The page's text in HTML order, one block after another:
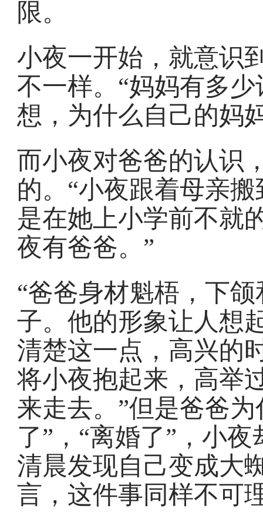
限。
小夜一开始，就意识
不一样。“妈妈有多
想，为什么自己的妈
而小夜对爸爸的认识
的。“小夜跟着母亲
是在她上小学前不就
夜有爸爸。”
“爸爸身材魁梧，下
子。他的形象让人想
清楚这一点，高兴的
将小夜抱起来，高举
来走去。”但是爸爸
了”，“离婚了”，小
清晨发现自己变成大
言，这件事同样不可